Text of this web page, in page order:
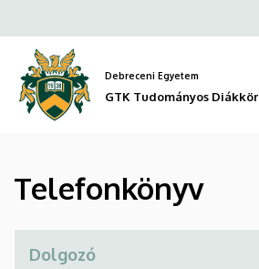
GTK
Tudományos
Diákkör
a
tartalomra
Debreceni Egyetem
GTK Tudományos Diákkör
Telefonkönyv